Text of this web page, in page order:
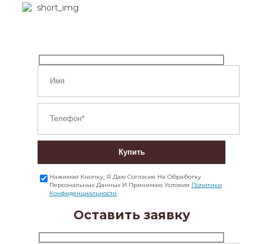
Купить
Нажимая Кнопку, Я Даю Согласие На Обработку
Персональных Данных И Принимаю Условия Политики
Конфиденциальности
Оставить заявку